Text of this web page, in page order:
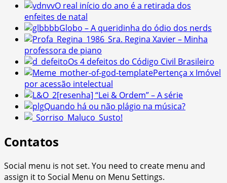
O real início do ano é a retirada dos
enfeites de natal
Globo – A queridinha do ódio dos nerds
Sra. Regina Xavier – Minha
professora de piano
Os 4 defeitos do Código Civil Brasileiro
Pertença x Imóvel
por acessão intelectual
[resenha] “Lei & Ordem” – A série
Quando há ou não plágio na música?
Susto!
Contatos
Social menu is not set. You need to create menu and
assign it to Social Menu on Menu Settings.